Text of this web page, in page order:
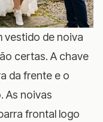
vestido de noiva
certas. A chave
da frente e o
As noivas
frontal logo